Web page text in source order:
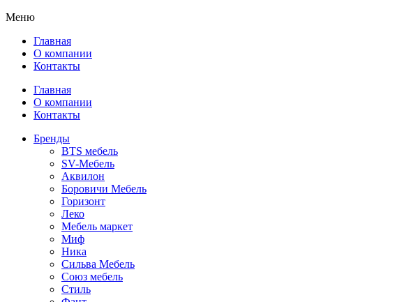
Меню
Главная
О компании
Контакты
Главная
О компании
Контакты
Бренды
BTS мебель
SV-Мебель
Аквилон
Боровичи Мебель
Горизонт
Леко
Мебель маркет
Миф
Ника
Сильва Мебель
Союз мебель
Стиль